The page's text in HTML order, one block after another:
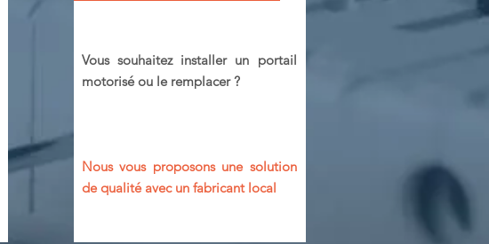
Vous souhaitez installer un portail
motorisé ou le remplacer ?
Nous vous proposons une solution
de qualité avec un fabricant local